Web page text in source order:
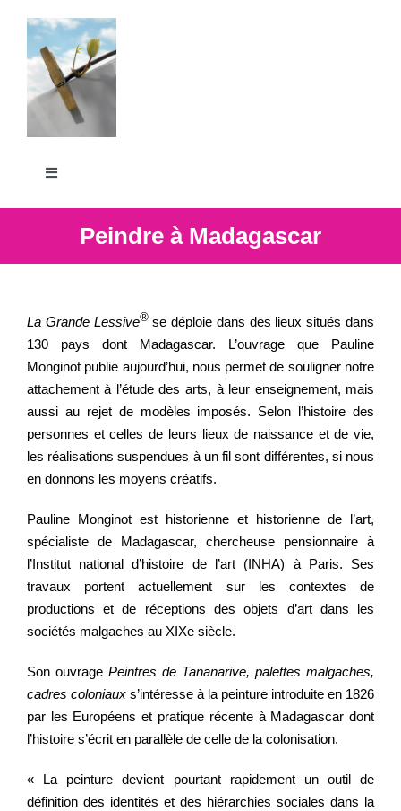
contenu
Toggle
S’outiller
Partager
Regarder
Informer
Peindre à Madagascar
La Grande Lessive®se déploie dans des lieux situés dans
130 pays dont Madagascar. L’ouvrage que Pauline
Monginot publie aujourd’hui, nous permet de souligner notre
attachement à l’étude des arts, à leur enseignement, mais
aussi au rejet de modèles imposés. Selon l’histoire des
personnes et celles de leurs lieux de naissance et de vie,
les réalisations suspendues à un fil sont différentes, si nous
en donnons les moyens créatifs.
Pauline Monginot est historienne et historienne de l’art,
spécialiste de Madagascar, chercheuse pensionnaire à
l’Institut national d’histoire de l’art (INHA) à Paris. Ses
travaux portent actuellement sur les contextes de
productions et de réceptions des objets d’art dans les
sociétés malgaches au XIXe siècle.
Son ouvrage Peintres de Tananarive, palettes malgaches,
cadres coloniaux s’intéresse à la peinture introduite en 1826
par les Européens et pratique récente à Madagascar dont
l’histoire s’écrit en parallèle de celle de la colonisation.
« La peinture devient pourtant rapidement un outil de
définition des identités et des hiérarchies sociales dans la